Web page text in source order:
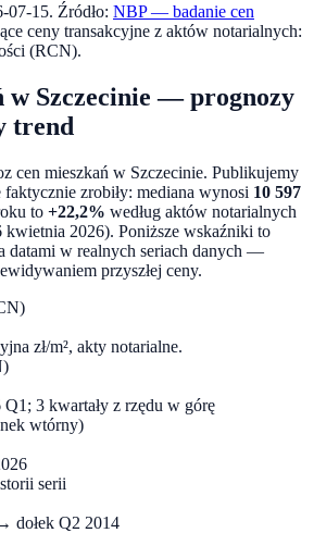
07-15. Źródło: NBP — badanie cen
ceny transakcyjne z aktów notarialnych:
(RCN).
w Szczecinie — prognozy
trend
cen mieszkań w Szczecinie. Publikujemy
zrobiły: mediana wynosi 10 597
to +22,2% według aktów notarialnych
kwietnia 2026). Poniższe wskaźniki to
datami w realnych seriach danych —
przyszłej ceny.
zł/m², akty notarialne.
Q1 ; 3 kwartały z rzędu w górę
wtórny)
serii
dołek Q2 2014